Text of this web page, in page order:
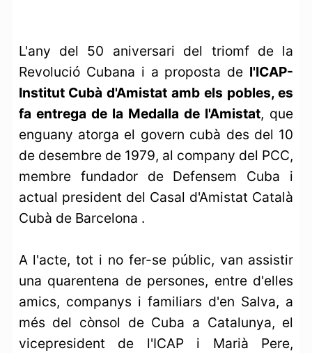
L'any del 50 aniversari del triomf de la
Revolució Cubana i a proposta de l'ICAP-
Institut Cubà d'Amistat amb els pobles, es
fa entrega de la Medalla de l'Amistat, que
enguany atorga el govern cubà des del 10
de desembre de 1979, al company del PCC,
membre fundador de Defensem Cuba i
actual president del Casal d'Amistat Català
Cubà de Barcelona .
A l'acte, tot i no fer-se públic, van assistir
una quarentena de persones, entre d'elles
amics, companys i familiars d'en Salva, a
més del cònsol de Cuba a Catalunya, el
vicepresident de l'ICAP i Marià Pere,